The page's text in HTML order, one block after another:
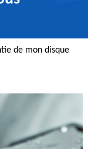
de mon disque